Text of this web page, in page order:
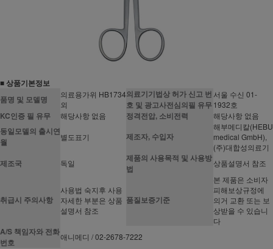
■ 상품기본정보
품명 및 모델명
의료용가위 HB1734
외
의료기기법상 허가 신고 번
호 및 광고사전심의필 유무
서울 수신 01-
1932호
KC인증 필 유무 해당사항 없음 정격전압, 소비전력 해당사항 없음
동일모델의 출시연
월
별도표기 제조자, 수입자
해부메디칼(HEBU
medical GmbH),
(주)대합성의료기
제조국 독일
제품의 사용목적 및 사용방
법
상품설명서 참조
취급시 주의사항
사용법 숙지후 사용
자세한 부분은 상품
설명서 참조
품질보증기준
본 제품은 소비자
피해보상규정에
의거 교환 또는 보
상받을 수 있습니
다
A/S 책임자와 전화
번호
애니메디 / 02-2678-7222